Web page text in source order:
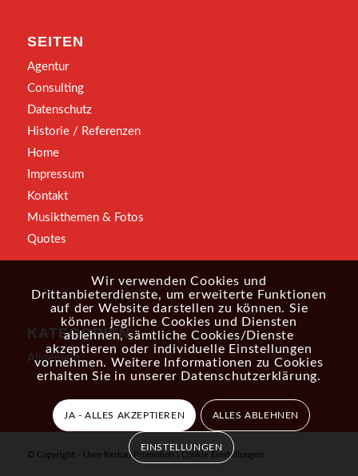
SEITEN
Agentur
Consulting
Datenschutz
Historie / Referenzen
Home
Impressum
Kontakt
Musikthemen & Fotos
Quotes
KATEGORIEN
Allgemein
© Copyright - Uwe Kerkau Promotion | Cookie Einstellungen
Wir verwenden Cookies und
Drittanbieterdienste, um erweiterte Funktionen
auf der Website darstellen zu können. Sie
können jegliche Cookies und Diensten
ablehnen, sämtliche Cookies/Dienste
akzeptieren oder individuelle Einstellungen
vornehmen. Weitere Informationen zu Cookies
erhalten Sie in unserer Datenschutzerklärung.
JA - ALLES AKZEPTIEREN ALLES ABLEHNEN
EINSTELLUNGEN